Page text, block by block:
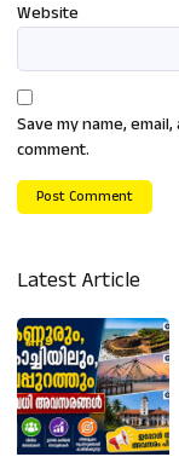
Website
Save my name,
comment.
Latest Article